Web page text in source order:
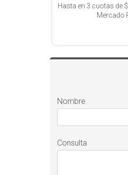
Hasta en 3 cuotas de
Mercado
Nombre
Consulta